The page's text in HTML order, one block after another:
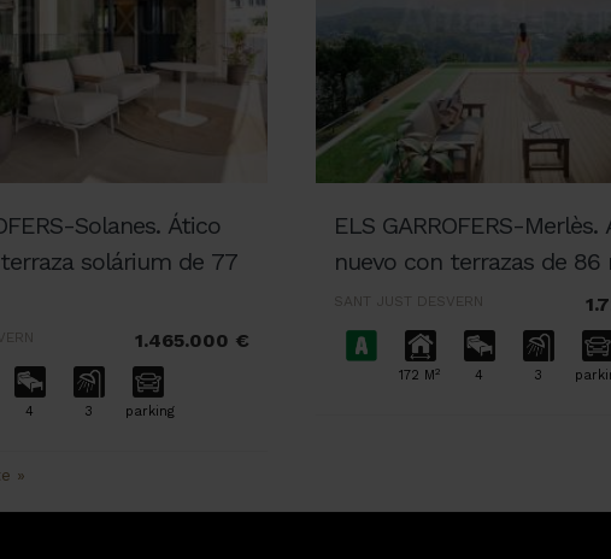
Solanes. Ático
solárium de 77
1.465.000 €
4 3 parking
ELS GARROFERS-Merlès.
nuevo con terrazas de 86
SANT JUST DESVERN
172 M2 4 3
»